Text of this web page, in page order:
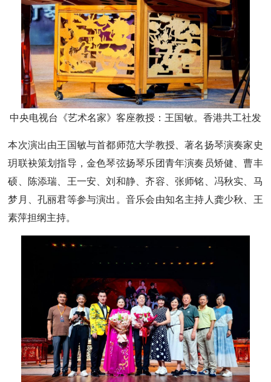
中央电视台《艺术名家》客座教授：王国敏。香港共工社发
本次演出由王国敏与首都师范大学教授、著名扬琴演奏家史
玥联袂策划指导，金色琴弦扬琴乐团青年演奏员矫健、曹丰
硕、陈添瑞、王一安、刘和静、齐容、张师铭、冯秋实、马
梦月、孔丽君等参与演出。音乐会由知名主持人龚少秋、王
素萍担纲主持。